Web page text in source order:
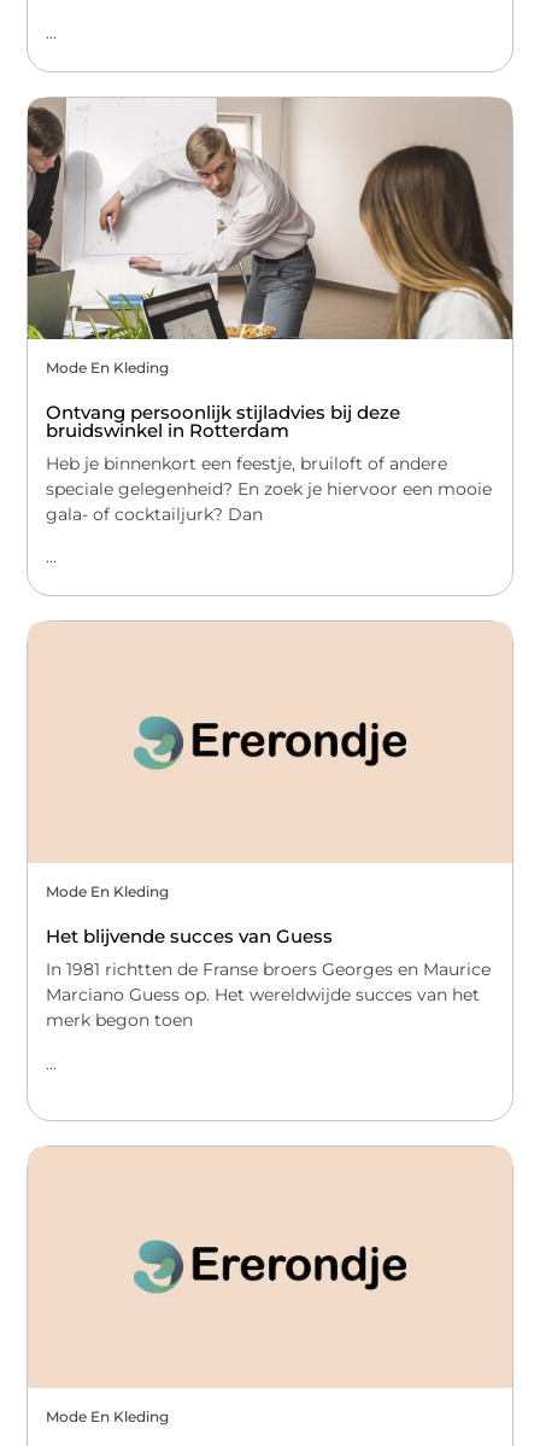
...
Mode En Kleding
Ontvang persoonlijk stijladvies bij deze
bruidswinkel in Rotterdam
Heb je binnenkort een feestje, bruiloft of andere
speciale gelegenheid? En zoek je hiervoor een mooie
gala- of cocktailjurk? Dan
...
Mode En Kleding
Het blijvende succes van Guess
In 1981 richtten de Franse broers Georges en Maurice
Marciano Guess op. Het wereldwijde succes van het
merk begon toen
...
Mode En Kleding